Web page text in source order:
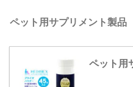
ペット用サプリメント製品
ペット用